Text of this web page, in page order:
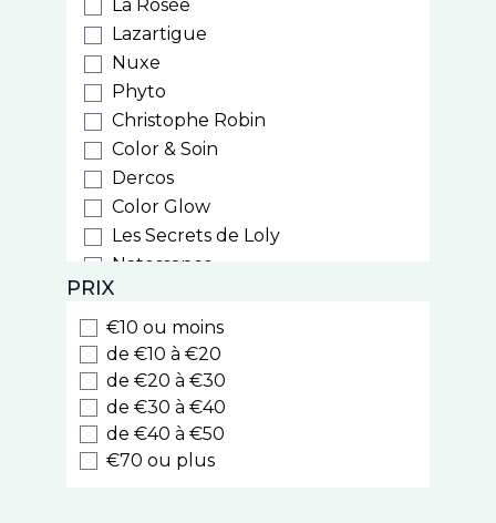
La Rosée
Lazartigue
Nuxe
Phyto
Christophe Robin
Color & Soin
Dercos
Color Glow
Les Secrets de Loly
Natessance
Weleda
Biocyte
Luxeol
Style
Cooper
Nodé
Caudalie
PRIX
€10 ou moins
de €10 à €20
de €20 à €30
de €30 à €40
de €40 à €50
€70 ou plus